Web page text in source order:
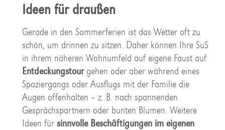
Ideen für draußen
Gerade in den Sommerferien ist das Wetter oft zu
schön, um drinnen zu sitzen. Daher können Ihre SuS
in ihrem näheren Wohnumfeld auf eigene Faust auf
Entdeckungstourgehen oder aber während eines
Spaziergangs oder Ausflugs mit der Familie die
Augen offenhalten – z. B. nach spannenden
Gesprächspartnern oder bunten Blumen. Weitere
Ideen für sinnvolle Beschäftigungen im eigenen